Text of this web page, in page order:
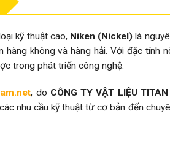
kỹ thuật cao, Niken (Nickel) là
hàng không và hàng hải. Với đặc tính
trong phát triển công nghệ.
, do CÔNG TY VẬT LIỆU TITAN
nhu cầu kỹ thuật từ cơ bản đến